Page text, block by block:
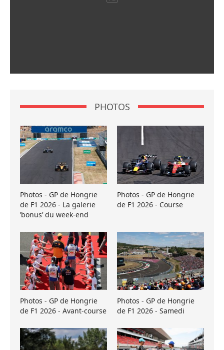
PHOTOS
Photos - GP de Hongrie
de F1 2026 - La galerie
’bonus’ du week-end
Photos - GP de Hongrie
de F1 2026 - Course
Photos - GP de Hongrie
de F1 2026 - Avant-course
Photos - GP de Hongrie
de F1 2026 - Samedi